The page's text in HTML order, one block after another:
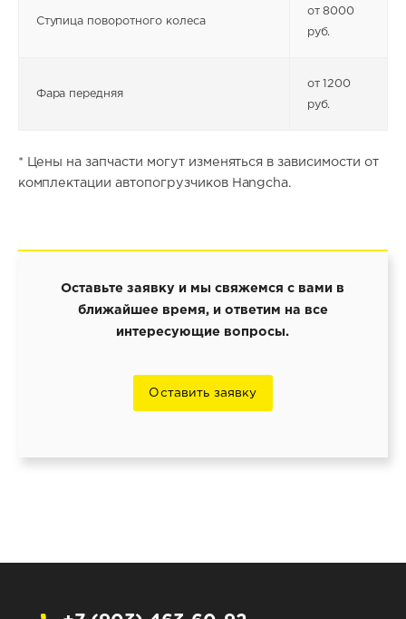
Ступица поворотного колеса
от 8000
руб.
Фара передняя
от 1200
руб.
* Цены на запчасти могут изменяться в зависимости от
комплектации автопогрузчиков Hangcha.
Оставьте заявку и мы свяжемся с вами в
ближайшее время, и ответим на все
интересующие вопросы.
Оставить заявку